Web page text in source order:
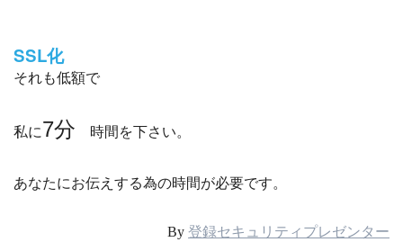
SSL化
それも低額で
私に7分 時間を下さい。
あなたにお伝えする為の時間が必要です。
By 登録セキュリティプレゼンター